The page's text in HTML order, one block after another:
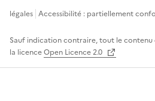
légales Accessibilité : partiellement
Sauf indication contraire, tout le contenu
la licenceOpen Licence 2.0